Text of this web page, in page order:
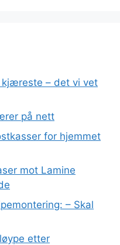
kjæreste – det vi vet
på nett
for hjemmet
mot Lamine
– Skal
etter